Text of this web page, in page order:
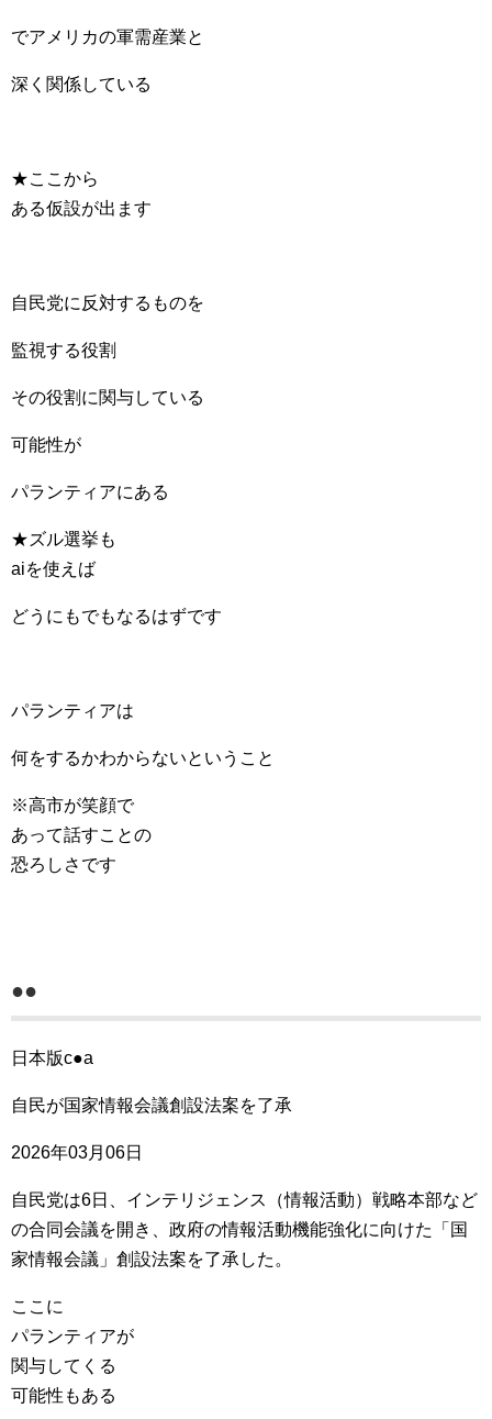
でアメリカの軍需産業と
深く関係している
★ここから
ある仮設が出ます
自民党に反対するものを
監視する役割
その役割に関与している
可能性が
パランティアにある
★ズル選挙も
aiを使えば
どうにもでもなるはずです
パランティアは
何をするかわからないということ
※高市が笑顔で
あって話すことの
恐ろしさです
●●
日本版c●a
自民が国家情報会議創設法案を了承
2026年03月06日
自民党は6日、インテリジェンス（情報活動）戦略本部など
の合同会議を開き、政府の情報活動機能強化に向けた「国
家情報会議」創設法案を了承した。
ここに
パランティアが
関与してくる
可能性もある